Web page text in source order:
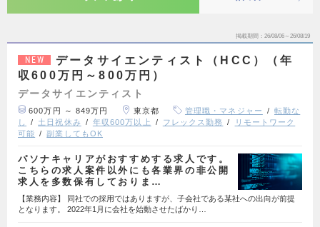
掲載期間 26/08/06～26/08/19
NEW
データサイエンティスト（HCC）（年
収600万円～800万円）
データサイエンティスト
600万円 ～ 849万円 東京都 管理職・マネジャー
転勤な
し
土日祝休み 年収600万以上 フレックス勤務
リモートワーク
可能
副業してもOK
パソナキャリアがおすすめする求人です。
こちらの求人案件以外にも各業界の非公開
求人を多数保有しておりま…
【業務内容】 同社での採用ではありますが、子会社である某社への出向が前提
となります。 2022年1月に会社を始動させたばかり…